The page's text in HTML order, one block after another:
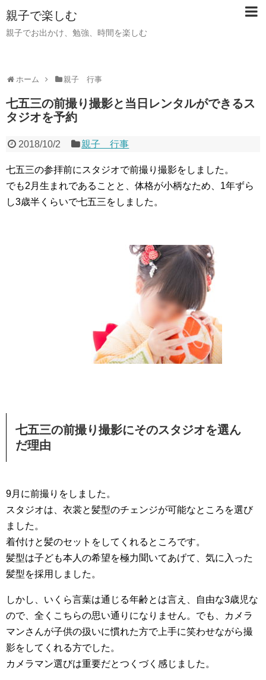
親子で楽しむ
親子でお出かけ、勉強、時間を楽しむ
ホーム 親子 行事
七五三の前撮り撮影と当日レンタルができるス
タジオを予約
2018/10/2 親子 行事
七五三の参拝前にスタジオで前撮り撮影をしました。
でも2月生まれであることと、体格が小柄なため、1年ずら
し3歳半くらいで七五三をしました。
七五三の前撮り撮影にそのスタジオを選ん
だ理由
9月に前撮りをしました。
スタジオは、衣裳と髪型のチェンジが可能なところを選び
ました。
着付けと髪のセットをしてくれるところです。
髪型は子ども本人の希望を極力聞いてあげて、気に入った
髪型を採用しました。
しかし、いくら言葉は通じる年齢とは言え、自由な3歳児な
ので、全くこちらの思い通りになりません。でも、カメラ
マンさんが子供の扱いに慣れた方で上手に笑わせながら撮
影をしてくれる方でした。
カメラマン選びは重要だとつくづく感じました。